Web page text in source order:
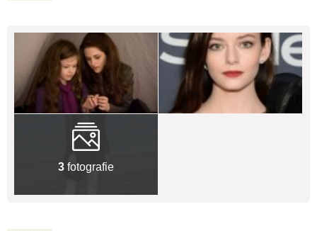
3 fotografie